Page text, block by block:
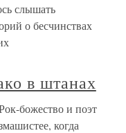
слышать
о бесчинствах
в штанах
божество и поэт
когда